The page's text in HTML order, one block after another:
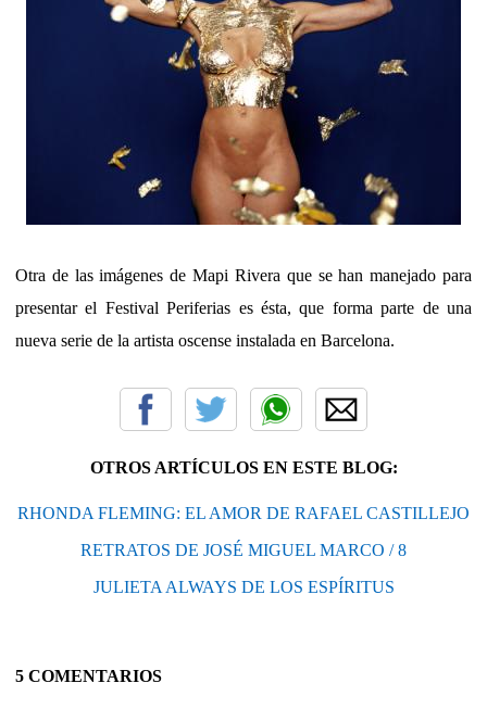
Otra de las imágenes de Mapi Rivera que se han manejado para
presentar el Festival Periferias es ésta, que forma parte de una
nueva serie de la artista oscense instalada en Barcelona.
OTROS ARTÍCULOS EN ESTE BLOG:
RHONDA FLEMING: EL AMOR DE RAFAEL CASTILLEJO
RETRATOS DE JOSÉ MIGUEL MARCO / 8
JULIETA ALWAYS DE LOS ESPÍRITUS
5 COMENTARIOS